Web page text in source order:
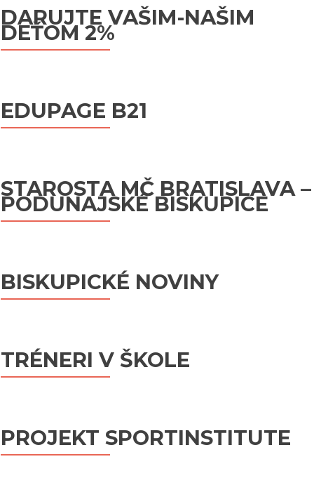
DARUJTE VAŠIM-NAŠIM
DEŤOM 2%
EDUPAGE B21
STAROSTA MČ BRATISLAVA –
PODUNAJSKÉ BISKUPICE
BISKUPICKÉ NOVINY
TRÉNERI V ŠKOLE
PROJEKT SPORTINSTITUTE